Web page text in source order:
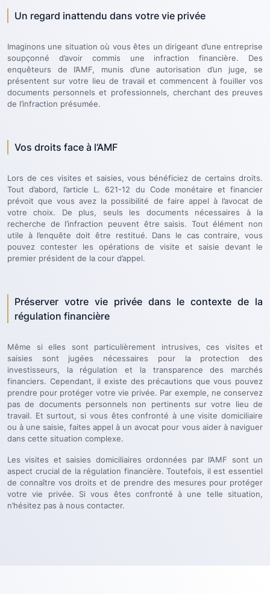
Un regard inattendu dans votre vie privée
Imaginons une situation où vous êtes un dirigeant d’une entreprise
soupçonné d’avoir commis une infraction financière. Des
enquêteurs de l’AMF, munis d’une autorisation d’un juge, se
présentent sur votre lieu de travail et commencent à fouiller vos
documents personnels et professionnels, cherchant des preuves
de l’infraction présumée.
Vos droits face à l’AMF
Lors de ces visites et saisies, vous bénéficiez de certains droits.
Tout d’abord, l’article L. 621-12 du Code monétaire et financier
prévoit que vous avez la possibilité de faire appel à l’avocat de
votre choix. De plus, seuls les documents nécessaires à la
recherche de l’infraction peuvent être saisis. Tout élément non
utile à l’enquête doit être restitué. Dans le cas contraire, vous
pouvez contester les opérations de visite et saisie devant le
premier président de la cour d’appel.
Préserver votre vie privée dans le contexte de la
régulation financière
Même si elles sont particulièrement intrusives, ces visites et
saisies sont jugées nécessaires pour la protection des
investisseurs, la régulation et la transparence des marchés
financiers. Cependant, il existe des précautions que vous pouvez
prendre pour protéger votre vie privée. Par exemple, ne conservez
pas de documents personnels non pertinents sur votre lieu de
travail. Et surtout, si vous êtes confronté à une visite domiciliaire
ou à une saisie, faites appel à un avocat pour vous aider à naviguer
dans cette situation complexe.
Les visites et saisies domiciliaires ordonnées par l’AMF sont un
aspect crucial de la régulation financière. Toutefois, il est essentiel
de connaître vos droits et de prendre des mesures pour protéger
votre vie privée. Si vous êtes confronté à une telle situation,
n’hésitez pas à nous contacter.